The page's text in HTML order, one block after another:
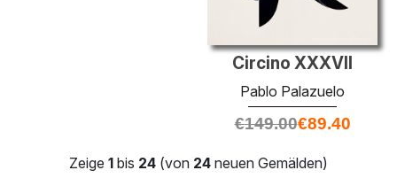
Circino XXXVII
Pablo Palazuelo
€149.00€89.40
Zeige 1 bis 24 (von 24 neuen Gemälden)